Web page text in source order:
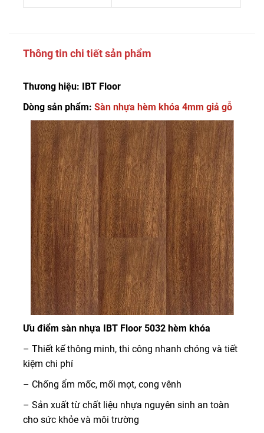
Thông tin chi tiết sản phẩm
Thương hiệu: IBT Floor
Dòng sản phẩm: Sàn nhựa hèm khóa 4mm giả gỗ
Ưu điểm sàn nhựa IBT Floor 5032 hèm khóa
– Thiết kế thông minh, thi công nhanh chóng và tiết
kiệm chi phí
– Chống ẩm mốc, mối mọt, cong vênh
– Sản xuất từ chất liệu nhựa nguyên sinh an toàn
cho sức khỏe và môi trường